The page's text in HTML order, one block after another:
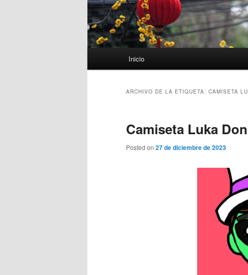
Inicio
ARCHIVO DE LA ETIQUETA: CAMISETA
Camiseta Luka
Posted on 27 de diciembre de 2023